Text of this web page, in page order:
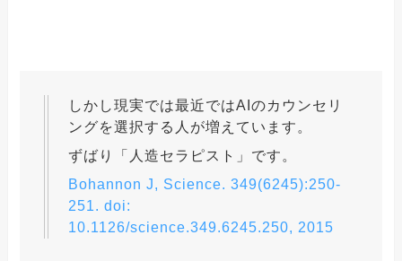
しかし現実では最近ではAIのカウンセリ
ングを選択する人が増えています。
ずばり「人造セラピスト」です。
Bohannon J, Science. 349(6245):250-
251. doi:
10.1126/science.349.6245.250, 2015